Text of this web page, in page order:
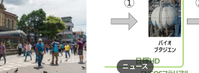
ニュース